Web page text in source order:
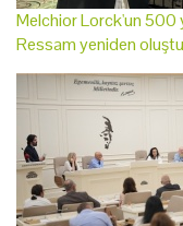
Melchior Lorck'un 500
Ressam yeniden